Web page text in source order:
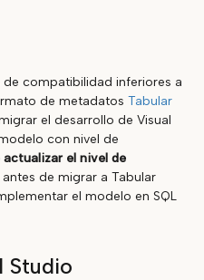
compatibilidad inferiores a
de metadatos Tabular
el desarrollo de Visual
con nivel de
actualizar el nivel de
antes de migrar a Tabular
el modelo en SQL
Studio